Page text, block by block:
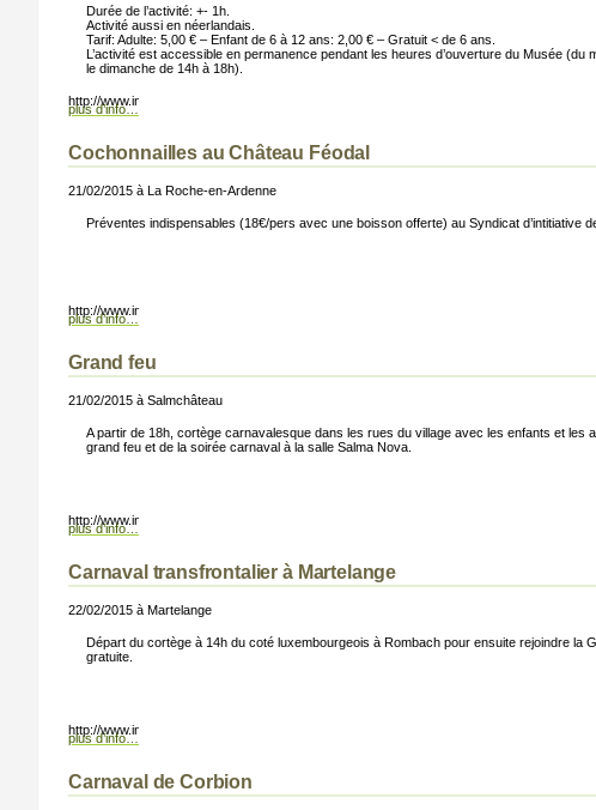
Durée de l’activité: +- 1h.
Activité aussi en néerlandais.
Tarif: Adulte: 5,00 € – Enfant de 6 à 12 ans: 2,00 € – Gratuit < de 6 ans.
L’activité est accessible en permanence pendant les heures d’ouverture du Musée (du
le dimanche de 14h à 18h).
http://www.info-lux.com/templates/infoluxartise3b/images/button.png);”>
plus d’info…
Cochonnailles au Château Féodal
21/02/2015 à La Roche-en-Ardenne
Préventes indispensables (18€/pers avec une boisson offerte) au Syndicat d’intitiative
http://www.info-lux.com/templates/infoluxartise3b/images/button.png);”>
plus d’info…
Grand feu
21/02/2015 à Salmchâteau
A partir de 18h, cortège carnavalesque dans les rues du village avec les enfants et les
grand feu et de la soirée carnaval à la salle Salma Nova.
http://www.info-lux.com/templates/infoluxartise3b/images/button.png);”>
plus d’info…
Carnaval transfrontalier à Martelange
22/02/2015 à Martelange
Départ du cortège à 14h du coté luxembourgeois à Rombach pour ensuite rejoindre la
gratuite.
http://www.info-lux.com/templates/infoluxartise3b/images/button.png);”>
plus d’info…
Carnaval de Corbion
de bricolage